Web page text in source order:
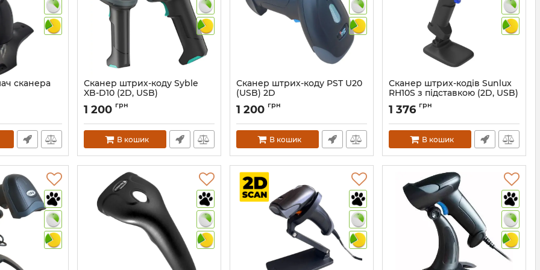
сканера
Сканер штрих-коду Syble
XB-D10 (2D, USB)
Артикул:1338
1 200 грн
В кошик
Сканер штрих-коду PST U20
(USB) 2D
Артикул:1235
1 200 грн
В кошик
Сканер штрих-кодів Sunlux
RH10S з підставкою (2D, USB)
Артикул:1397
1 376 грн
В кошик